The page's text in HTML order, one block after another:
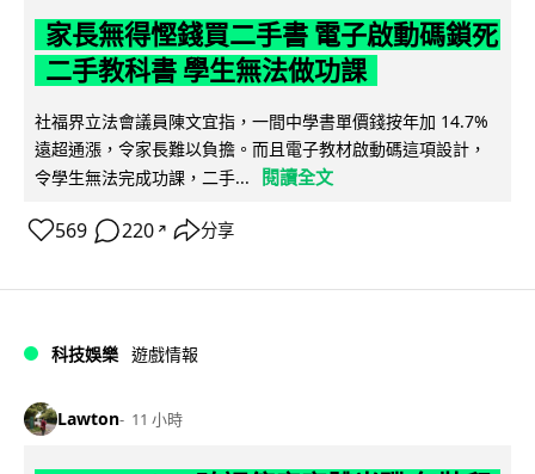
家長無得慳錢買二手書 電子啟動碼鎖死
二手教科書 學生無法做功課
社福界立法會議員陳文宜指，一間中學書單價錢按年加 14.7%
遠超通漲，令家長難以負擔。而且電子教材啟動碼這項設計，
令學生無法完成功課，二手...
閱讀全文
569 220 ↗ 分享
科技娛樂 遊戲情報
Lawton 11 小時